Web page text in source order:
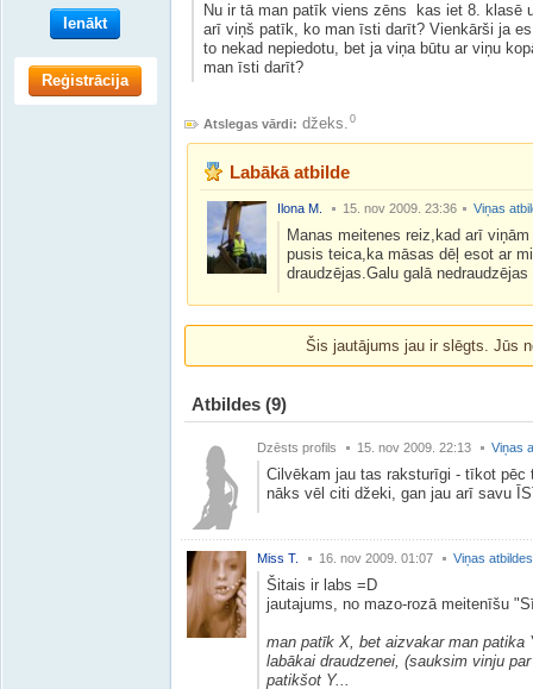
Nu ir tā man patīk viens zēns kas iet 8. klasē
arī viņš patīk, ko man īsti darīt? Vienkārši ja
to nekad nepiedotu, bet ja viņa būtu ar viņu
man īsti darīt?
Atslegas vārdi: džeks. 0
Labākā atbilde
Ilona M. 15. nov 2009. 23:36 Viņas
Manas meitenes reiz,kad arī
pusis teica,ka māsas dēļ esot ar
draudzējas.Galu galā
Šis jautājums jau ir slēgts. Jūs
Atbildes (9)
Dzēsts profils 15. nov 2009. 22:13 Viņas
Cilvēkam jau tas raksturīgi - tīkot
nāks vēl citi džeki, gan jau arī savu
Miss T. 16. nov 2009. 01:07 Viņas atbildes
Šitais ir labs =D
jautajums, no mazo-rozā meitenīšu
man patīk X, bet aizvakar man patika
labākai draudzenei, (sauksim vinju
patikšot Y...
Ienākt
Reģistrācija